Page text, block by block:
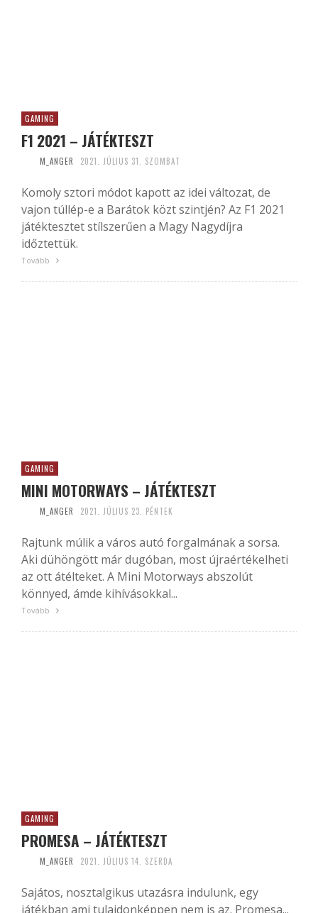
GAMING
F1 2021 – JÁTÉKTESZT
M_ANGER 2021. JÚLIUS 31. SZOMBAT
Komoly sztori módot kapott az idei változat, de
vajon túllép-e a Barátok közt szintjén? Az F1 2021
játéktesztet stílszerűen a Magy Nagydíjra
időztettük.
Tovább
GAMING
MINI MOTORWAYS – JÁTÉKTESZT
M_ANGER 2021. JÚLIUS 23. PÉNTEK
Rajtunk múlik a város autó forgalmának a sorsa.
Aki dühöngött már dugóban, most újraértékelheti
az ott átélteket. A Mini Motorways abszolút
könnyed, ámde kihívásokkal...
Tovább
GAMING
PROMESA – JÁTÉKTESZT
M_ANGER 2021. JÚLIUS 14. SZERDA
Sajátos, nosztalgikus utazásra indulunk, egy
játékban ami tulajdonképpen nem is az. Promesa...